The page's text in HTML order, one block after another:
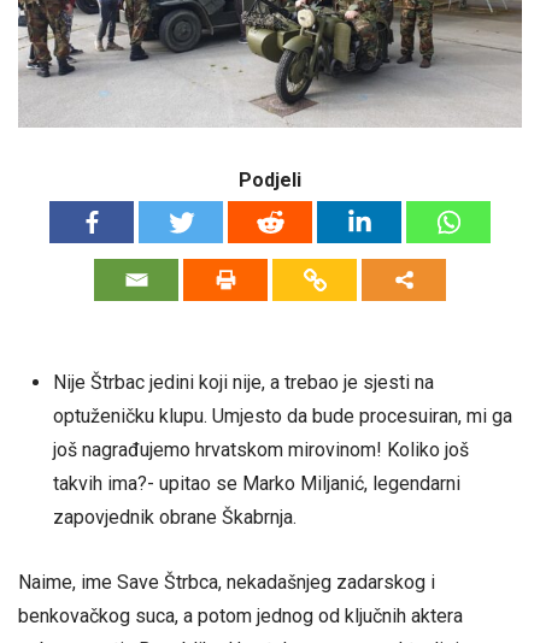
Podjeli
Nije Štrbac jedini koji nije, a trebao je sjesti na
optuženičku klupu. Umjesto da bude procesuiran, mi ga
još nagrađujemo hrvatskom mirovinom! Koliko još
takvih ima?- upitao se Marko Miljanić, legendarni
zapovjednik obrane Škabrnja.
Naime, ime Save Štrbca, nekadašnjeg zadarskog i
benkovačkog suca, a potom jednog od ključnih aktera